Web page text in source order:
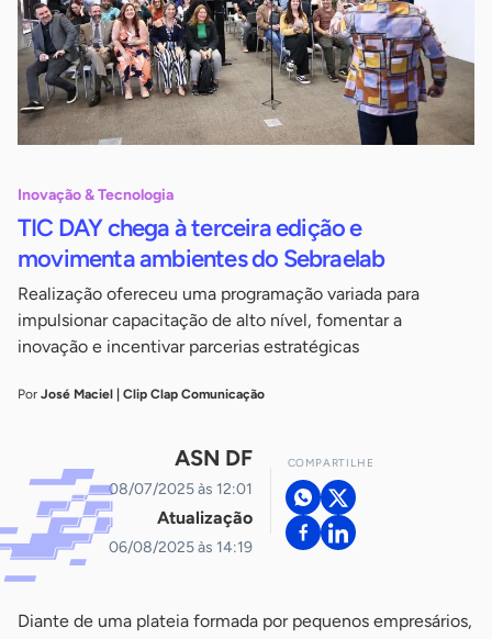
Inovação & Tecnologia
TIC DAY chega à terceira edição e
movimenta ambientes do Sebraelab
Realização ofereceu uma programação variada para
impulsionar capacitação de alto nível, fomentar a
inovação e incentivar parcerias estratégicas
Por José Maciel | Clip Clap Comunicação
ASN DF
08/07/2025 às 12:01
Atualização
06/08/2025 às 14:19
COMPARTILHE
Diante de uma plateia formada por pequenos empresários,